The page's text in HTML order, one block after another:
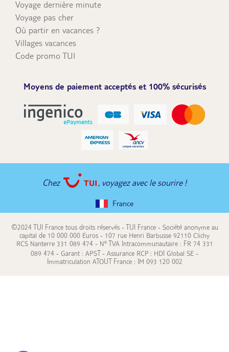
Voyage dernière minute
Voyage pas cher
Où partir en vacances ?
Villages vacances
Code promo TUI
Moyens de paiement acceptés et 100% sécurisés
Chez , voyagez avec le sourire !
France
©2024 TUI France tous droits réservés - TUI France - Société anonyme au
capital de 10 000 000 Euros - 107 rue Henri Barbusse 92110 Clichy
RCS Nanterre 331 089 474 - N° TVA Intracommunautaire : FR 74 331
089 474 - Garant : APST - Assurance RCP : HDI Global SE -
Immatriculation ATOUT France : IM 093 120 002